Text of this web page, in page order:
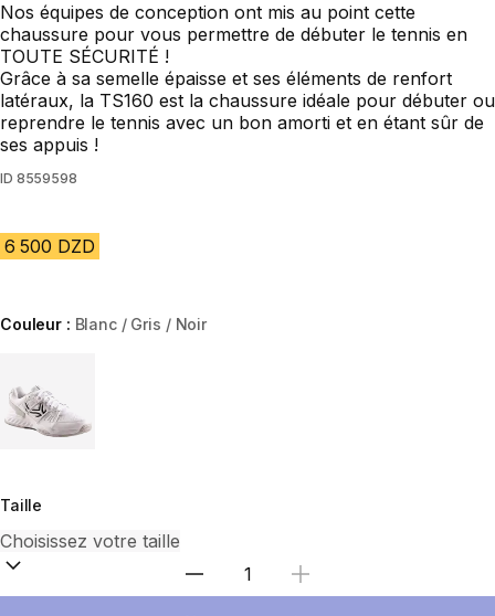
Nos équipes de conception ont mis au point cette
chaussure pour vous permettre de débuter le tennis en
TOUTE SÉCURITÉ !
Grâce à sa semelle épaisse et ses éléments de renfort
latéraux, la TS160 est la chaussure idéale pour débuter ou
reprendre le tennis avec un bon amorti et en étant sûr de
ses appuis !
ID 8559598
6 500 DZD
Couleur : Blanc / Gris / Noir
Taille
Sélectionnez la quantité